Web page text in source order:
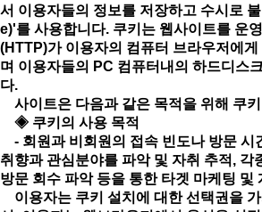
서 이용자들의 정보를 저장하고 수시로
e)'를 사용합니다. 쿠키는 웹사이트를 운
(HTTP)가 이용자의 컴퓨터 브라우저에게
며 이용자들의 PC 컴퓨터내의 하드디스
다.
사이트은 다음과 같은 목적을 위해 쿠
◈ 쿠키의 사용 목적
- 회원과 비회원의 접속 빈도나 방문 시
취향과 관심분야를 파악 및 자취 추적, 각
방문 회수 파악 등을 통한 타겟 마케팅 및
이용자는 쿠키 설치에 대한 선택권을